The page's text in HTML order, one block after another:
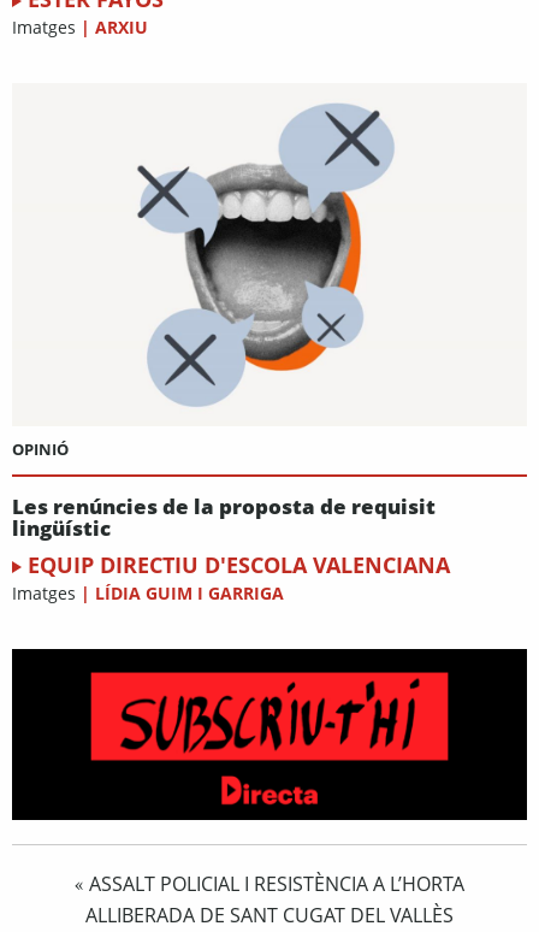
Imatges | ARXIU
OPINIÓ
Les renúncies de la proposta de requisit
lingüístic
EQUIP DIRECTIU D'ESCOLA VALENCIANA
Imatges | LÍDIA GUIM I GARRIGA
« ASSALT POLICIAL I RESISTÈNCIA A L’HORTA
ALLIBERADA DE SANT CUGAT DEL VALLÈS